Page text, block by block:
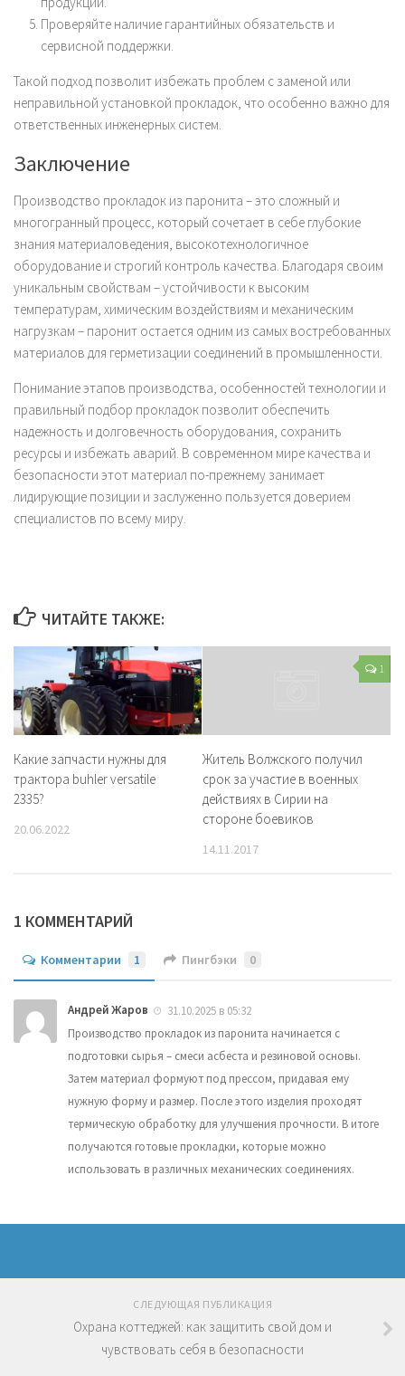
Проверяйте наличие гарантийных обязательств и
сервисной поддержки.
Такой подход позволит избежать проблем с заменой или
неправильной установкой прокладок, что особенно важно для
ответственных инженерных систем.
Заключение
Производство прокладок из паронита – это сложный и
многогранный процесс, который сочетает в себе глубокие
знания материаловедения, высокотехнологичное
оборудование и строгий контроль качества. Благодаря своим
уникальным свойствам – устойчивости к высоким
температурам, химическим воздействиям и механическим
нагрузкам – паронит остается одним из самых востребованных
материалов для герметизации соединений в промышленности.
Понимание этапов производства, особенностей технологии и
правильный подбор прокладок позволит обеспечить
надежность и долговечность оборудования, сохранить
ресурсы и избежать аварий. В современном мире качества и
безопасности этот материал по-прежнему занимает
лидирующие позиции и заслуженно пользуется доверием
специалистов по всему миру.
ЧИТАЙТЕ ТАКЖЕ:
Какие запчасти нужны для
трактора buhler versatile
2335?
20.06.2022
1
Житель Волжского получил
срок за участие в военных
действиях в Сирии на
стороне боевиков
14.11.2017
1 КОММЕНТАРИЙ
Комментарии 1 Пингбэки 0
Андрей Жаров
31.10.2025 в 05:32
Производство прокладок из паронита начинается с
подготовки сырья – смеси асбеста и резиновой основы.
Затем материал формуют под прессом, придавая ему
нужную форму и размер. После этого изделия проходят
термическую обработку для улучшения прочности. В итоге
получаются готовые прокладки, которые можно
использовать в различных механических соединениях.
СЛЕДУЮЩАЯ ПУБЛИКАЦИЯ
Охрана коттеджей: как защитить свой дом и
чувствовать себя в безопасности